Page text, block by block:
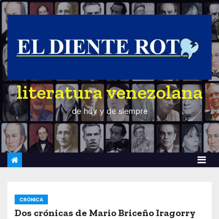
S
a
c
o
literatura venezolana
de hoy y de siempre
CRÓNICA
Dos crónicas de Mario Briceño Iragorry